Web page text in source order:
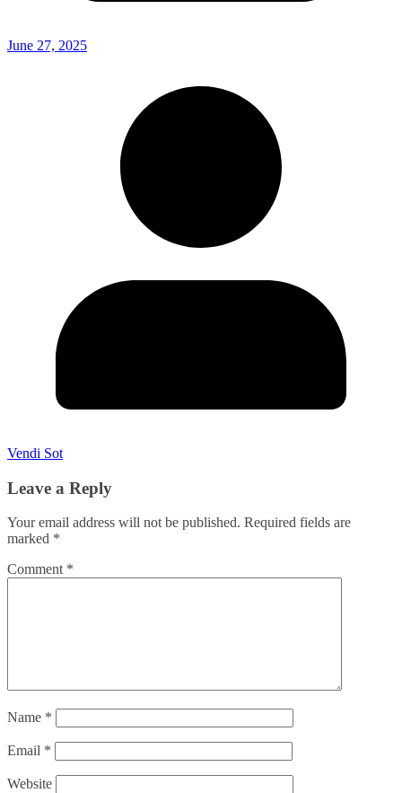
June 27, 2025
Vendi Sot
Leave a Reply
Your email address will not be published. Required fields are
marked *
Comment *
Name *
Email *
Website